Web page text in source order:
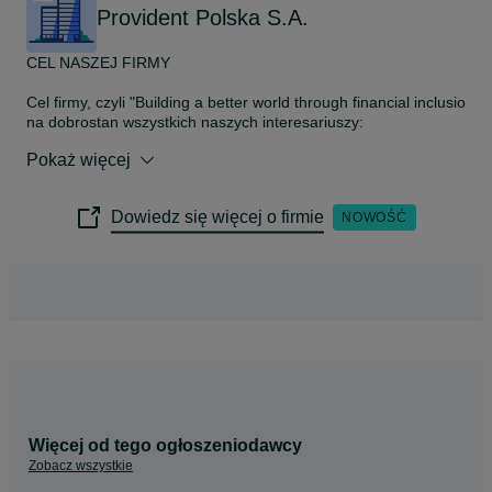
Provident Polska S.A.
CEL NASZEJ FIRMY
Cel firmy, czyli "Building a better world through financial inclusion",
na dobrostan wszystkich naszych interesariuszy:
🟢 Tysiącom Doradców Klienta oferujemy możliwość zarobku i
🟢 Naszym klientom proponujemy produkty, dopasowane do ich
realizować swoje plany.
Nasi Pracownicy i Doradcy Klienta sami zgłaszają pomysły na
wybrane działania.
Pokaż więcej
Dowiedz się więcej o firmie NOWOŚĆ
Więcej od tego ogłoszeniodawcy
Zobacz wszystkie